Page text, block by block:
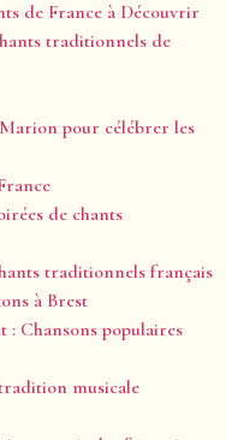
de France à Découvrir
traditionnels de
Marion pour célébrer les
de chants
traditionnels français
à Brest
: Chansons populaires
musicale